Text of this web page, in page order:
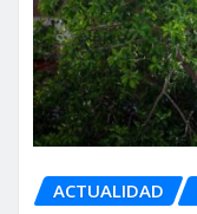
ACTUALIDAD